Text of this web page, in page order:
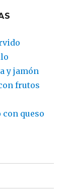
y jamón
frutos
queso